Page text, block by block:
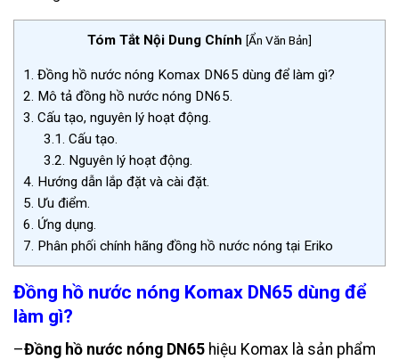
Tóm Tắt Nội Dung Chính [Ẩn Văn Bản]
1. Đồng hồ nước nóng Komax DN65 dùng để làm gì?
2. Mô tả đồng hồ nước nóng DN65.
3. Cấu tạo, nguyên lý hoạt động.
3.1. Cấu tạo.
3.2. Nguyên lý hoạt động.
4. Hướng dẫn lắp đặt và cài đặt.
5. Ưu điểm.
6. Ứng dụng.
7. Phân phối chính hãng đồng hồ nước nóng tại Eriko
Đồng hồ nước nóng Komax DN65 dùng để
làm gì?
–Đồng hồ nước nóng DN65 hiệu Komax là sản phẩm